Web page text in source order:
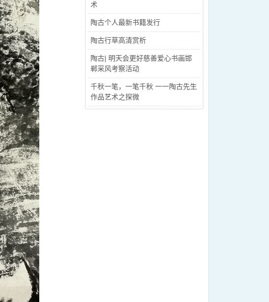
术
陶古个人最新书籍发行
陶古行草高清赏析
陶古| 明天会更好慈善爱心书画邯
郸采风考察活动
千秋一笔，一笔千秋 一一陶古先生
作品艺术之探微